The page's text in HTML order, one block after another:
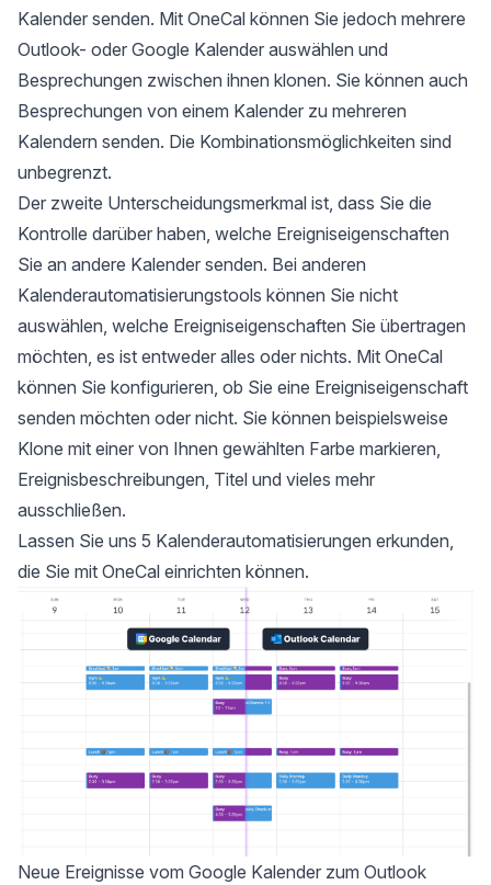
Kalender senden. Mit OneCal können Sie jedoch mehrere
Outlook- oder Google Kalender auswählen und
Besprechungen zwischen ihnen klonen. Sie können auch
Besprechungen von einem Kalender zu mehreren
Kalendern senden. Die Kombinationsmöglichkeiten sind
unbegrenzt.
Der zweite Unterscheidungsmerkmal ist, dass Sie die
Kontrolle darüber haben, welche Ereigniseigenschaften
Sie an andere Kalender senden. Bei anderen
Kalenderautomatisierungstools können Sie nicht
auswählen, welche Ereigniseigenschaften Sie übertragen
möchten, es ist entweder alles oder nichts. Mit OneCal
können Sie konfigurieren, ob Sie eine Ereigniseigenschaft
senden möchten oder nicht. Sie können beispielsweise
Klone mit einer von Ihnen gewählten Farbe markieren,
Ereignisbeschreibungen, Titel und vieles mehr
ausschließen.
Lassen Sie uns 5 Kalenderautomatisierungen erkunden,
die Sie mit OneCal einrichten können.
Neue Ereignisse vom Google Kalender zum Outlook